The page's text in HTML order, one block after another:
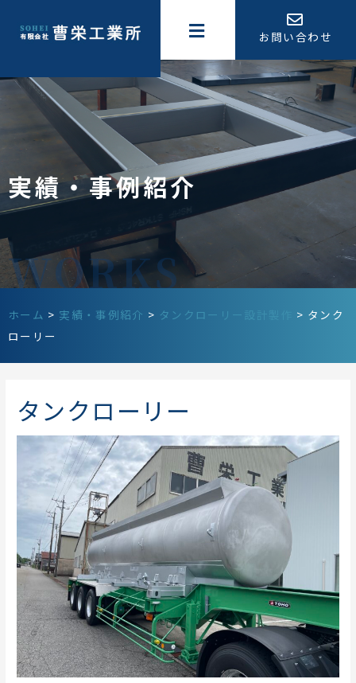
お問い合わせ
実績・事例紹介
ホーム > 実績・事例紹介 > タンクローリー設計製作 > タンク
ローリー
タンクローリー